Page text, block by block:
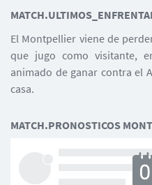
MATCH.PRONOSTICOS
El Montpellier viene de
que jugo como visitante,
animado de ganar contra el
casa.